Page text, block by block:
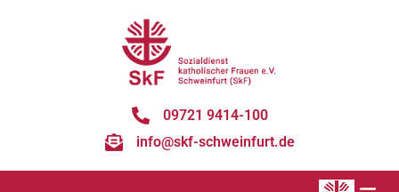
09721 9414-100
info@skf-schweinfurt.de